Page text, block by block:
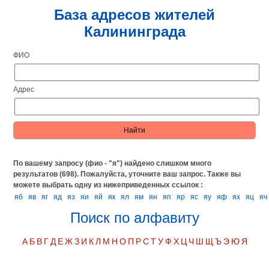
База адресов жителей
Калининграда
ФИО
Адрес
По вашему запросу (фио - "я") найдено слишком много
результатов (698). Пожалуйста, уточните ваш запрос.Также вы
можете выбрать одну из нижеприведенных ссылок :
яб
яв яг яд яз яи яй як ял ям ян яп яр яс яу яф ях яц яч
Поиск по алфавиту
А Б В Г Д Е Ж З И К Л М Н О П Р С Т У Ф Х Ц Ч Ш Щ Ъ Э Ю Я